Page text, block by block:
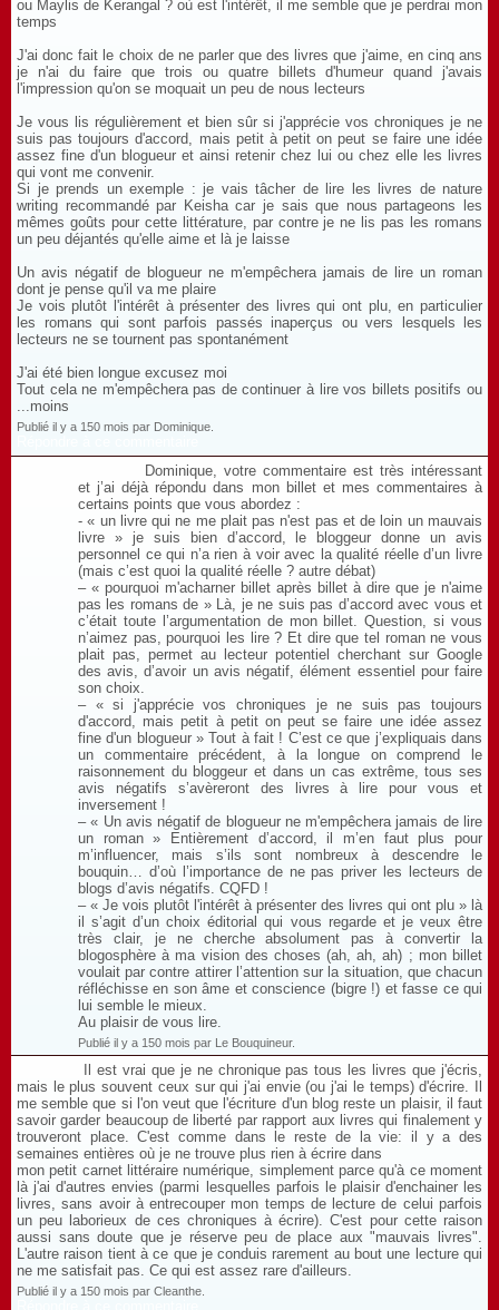
ou Maylis de Kerangal ? où est l'intérêt, il me semble que je perdrai mon
temps
J'ai donc fait le choix de ne parler que des livres que j'aime, en cinq ans
je n'ai du faire que trois ou quatre billets d'humeur quand j'avais
l'impression qu'on se moquait un peu de nous lecteurs
Je vous lis régulièrement et bien sûr si j'apprécie vos chroniques je ne
suis pas toujours d'accord, mais petit à petit on peut se faire une idée
assez fine d'un blogueur et ainsi retenir chez lui ou chez elle les livres
qui vont me convenir.
Si je prends un exemple : je vais tâcher de lire les livres de nature
writing recommandé par Keisha car je sais que nous partageons les
mêmes goûts pour cette littérature, par contre je ne lis pas les romans
un peu déjantés qu'elle aime et là je laisse
Un avis négatif de blogueur ne m'empêchera jamais de lire un roman
dont je pense qu'il va me plaire
Je vois plutôt l'intérêt à présenter des livres qui ont plu, en particulier
les romans qui sont parfois passés inaperçus ou vers lesquels les
lecteurs ne se tournent pas spontanément
J'ai été bien longue excusez moi
Tout cela ne m'empêchera pas de continuer à lire vos billets positifs ou
...moins
Publié il y a 150 mois par Dominique.
Dominique, votre commentaire est très intéressant
et j’ai déjà répondu dans mon billet et mes commentaires à
certains points que vous abordez :
- « un livre qui ne me plait pas n'est pas et de loin un mauvais
livre » je suis bien d’accord, le bloggeur donne un avis
personnel ce qui n’a rien à voir avec la qualité réelle d’un livre
(mais c’est quoi la qualité réelle ? autre débat)
– « pourquoi m'acharner billet après billet à dire que je n'aime
pas les romans de » Là, je ne suis pas d’accord avec vous et
c’était toute l’argumentation de mon billet. Question, si vous
n’aimez pas, pourquoi les lire ? Et dire que tel roman ne vous
plait pas, permet au lecteur potentiel cherchant sur Google
des avis, d’avoir un avis négatif, élément essentiel pour faire
son choix.
– « si j'apprécie vos chroniques je ne suis pas toujours
d'accord, mais petit à petit on peut se faire une idée assez
fine d'un blogueur » Tout à fait ! C’est ce que j’expliquais dans
un commentaire précédent, à la longue on comprend le
raisonnement du bloggeur et dans un cas extrême, tous ses
avis négatifs s’avèreront des livres à lire pour vous et
inversement !
– « Un avis négatif de blogueur ne m'empêchera jamais de lire
un roman » Entièrement d’accord, il m’en faut plus pour
m’influencer, mais s’ils sont nombreux à descendre le
bouquin… d’où l’importance de ne pas priver les lecteurs de
blogs d’avis négatifs. CQFD !
– « Je vois plutôt l'intérêt à présenter des livres qui ont plu » là
il s’agit d’un choix éditorial qui vous regarde et je veux être
très clair, je ne cherche absolument pas à convertir la
blogosphère à ma vision des choses (ah, ah, ah) ; mon billet
voulait par contre attirer l’attention sur la situation, que chacun
réfléchisse en son âme et conscience (bigre !) et fasse ce qui
lui semble le mieux.
Au plaisir de vous lire.
Publié il y a 150 mois par Le Bouquineur.
Il est vrai que je ne chronique pas tous les livres que j'écris,
mais le plus souvent ceux sur qui j'ai envie (ou j'ai le temps) d'écrire. Il
me semble que si l'on veut que l'écriture d'un blog reste un plaisir, il faut
savoir garder beaucoup de liberté par rapport aux livres qui finalement y
trouveront place. C'est comme dans le reste de la vie: il y a des
semaines entières où je ne trouve plus rien à écrire dans
mon petit carnet littéraire numérique, simplement parce qu'à ce moment
là j'ai d'autres envies (parmi lesquelles parfois le plaisir d'enchainer les
livres, sans avoir à entrecouper mon temps de lecture de celui parfois
un peu laborieux de ces chroniques à écrire). C'est pour cette raison
aussi sans doute que je réserve peu de place aux "mauvais livres".
L'autre raison tient à ce que je conduis rarement au bout une lecture qui
ne me satisfait pas. Ce qui est assez rare d'ailleurs.
Publié il y a 150 mois par Cleanthe.